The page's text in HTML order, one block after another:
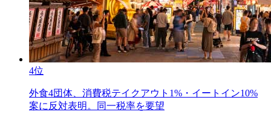
4位
外食4団体、消費税テイクアウト1%・イートイン10%
案に反対表明。同一税率を要望